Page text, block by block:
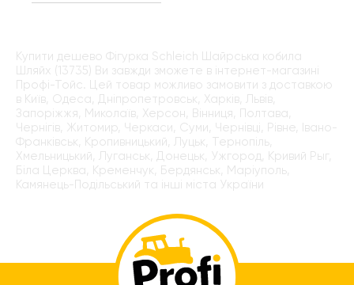
Купити дешево Фігурка Schleich Шайрська кобила
Шляйх (13735) Ви завжди зможете в інтернет-магазині
Профі-Тойс. Цей товар можливо замовити з доставкою
в Київ, Одеса, Дніпропетровськ, Харків, Львів,
Запоріжжя, Миколаїв, Херсон, Вінниця, Полтава,
Чернігів, Житомир, Черкаси, Суми, Чернівці, Рівне, Івано-
Франківськ, Кропивницький, Луцьк, Тернопіль,
Хмельницький, Луганськ, Донецьк, Ужгород, Кривий Рыг,
Біла Церква, Кременчук, Бердянськ, Маріуполь,
Камянець-Подільський та інші міста України